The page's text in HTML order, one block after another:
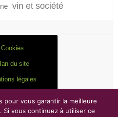
vin et société
Cookies
du site
légales
pour vous garantir la meilleure
vous continuez à utiliser ce